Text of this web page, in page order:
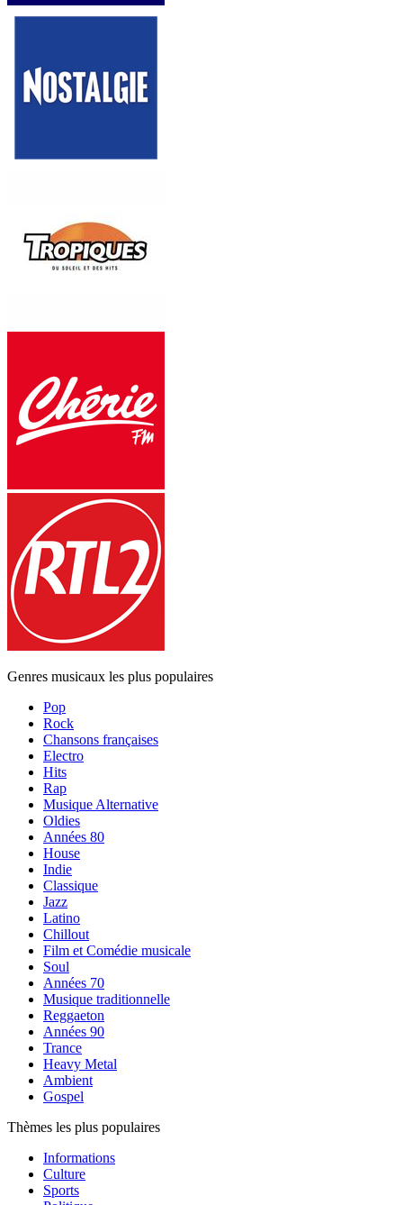
Genres musicaux les plus populaires
Pop
Rock
Chansons françaises
Electro
Hits
Rap
Musique Alternative
Oldies
Années 80
House
Indie
Classique
Jazz
Latino
Chillout
Film et Comédie musicale
Soul
Années 70
Musique traditionnelle
Reggaeton
Années 90
Trance
Heavy Metal
Ambient
Gospel
Thèmes les plus populaires
Informations
Culture
Sports